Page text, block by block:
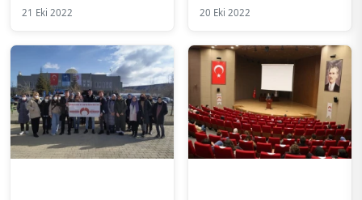
21 Eki 2022 20 Eki 2022